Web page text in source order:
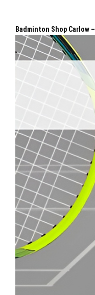
Badminton Shop